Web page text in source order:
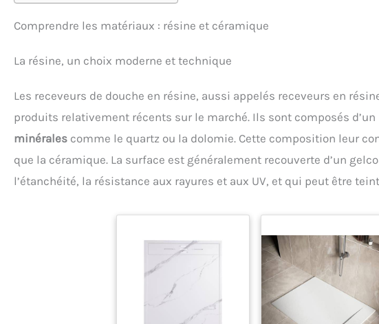
Comprendre les matériaux : résine et céramique
La résine, un choix moderne et technique
Les receveurs de douche en résine, aussi appelés receveurs en
produits relativement récents sur le marché. Ils sont composés d’un
minérales comme le quartz ou la dolomie. Cette composition leur
que la céramique. La surface est généralement recouverte d’un
l’étanchéité, la résistance aux rayures et aux UV, et qui peut être